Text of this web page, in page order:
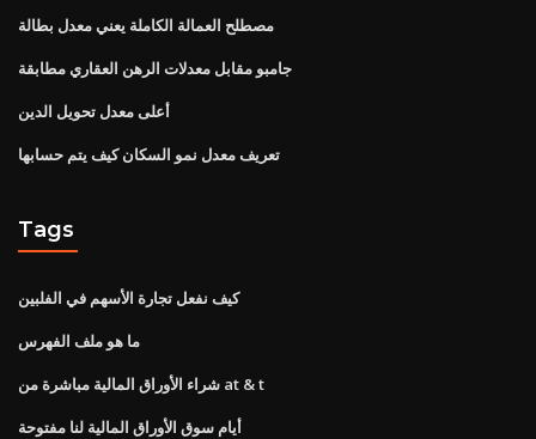
مصطلح العمالة الكاملة يعني معدل بطالة
جامبو مقابل معدلات الرهن العقاري مطابقة
أعلى معدل تحويل الدين
تعريف معدل نمو السكان كيف يتم حسابها
Tags
كيف نفعل تجارة الأسهم في الفلبين
ما هو ملف الفهرس
شراء الأوراق المالية مباشرة من at & t
أيام سوق الأوراق المالية لنا مفتوحة